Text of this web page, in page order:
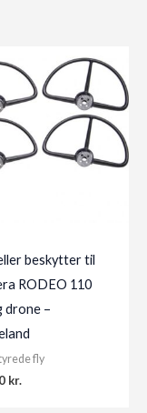
beskytter til
RODEO 110
drone –
fly
kr.